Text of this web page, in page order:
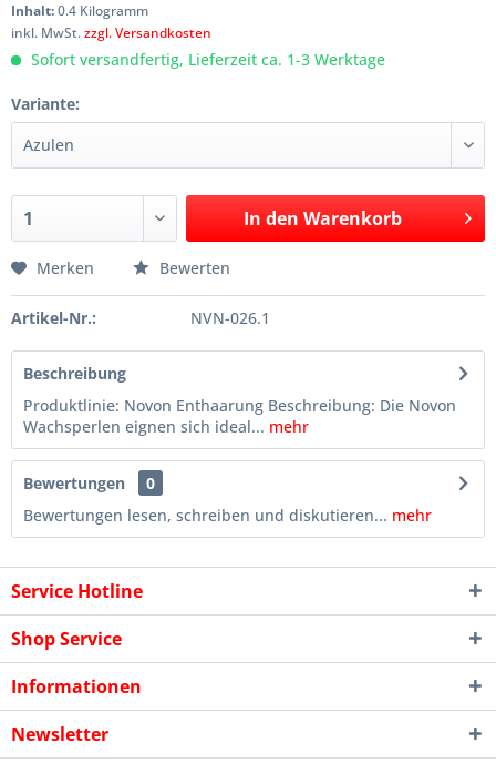
Inhalt:0.4 Kilogramm
inkl. MwSt.zzgl. Versandkosten
Sofort versandfertig, Lieferzeit ca. 1-3 Werktage
Variante:
In den Warenkorb
Merken Bewerten
Artikel-Nr.: NVN-026.1
Beschreibung
Produktlinie: Novon Enthaarung Beschreibung: Die Novon
Wachsperlen eignen sich ideal... mehr
Bewertungen
0
Bewertungen lesen, schreiben und diskutieren... mehr
Service Hotline
Shop Service
Informationen
Newsletter